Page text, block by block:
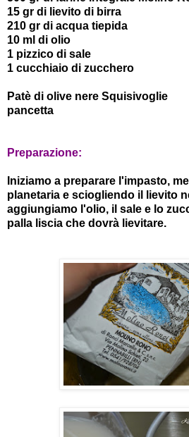
15 gr di lievito di birra
210 gr di acqua tiepida
10 ml di olio
1 pizzico di sale
1 cucchiaio di zucchero
Patè di olive nere Squisivoglie
pancetta
Preparazione:
Iniziamo a preparare l'impasto,
planetaria e sciogliendo il lievito
aggiungiamo l'olio, il sale e lo
palla liscia che dovrà lievitare.